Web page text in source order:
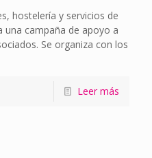
hostelería y servicios de
una campaña de apoyo a
Se organiza con los
Leer más